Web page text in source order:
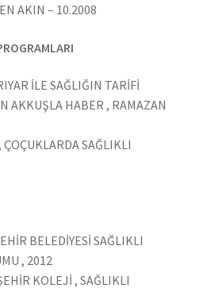
AKIN – 10.2008
İLE SAĞLIĞIN TARİFİ
AKKUŞLA HABER , RAMAZAN
SAĞLIKLI
BELEDİYESİ SAĞLIKLI
, 2012
KOLEJİ , SAĞLIKLI